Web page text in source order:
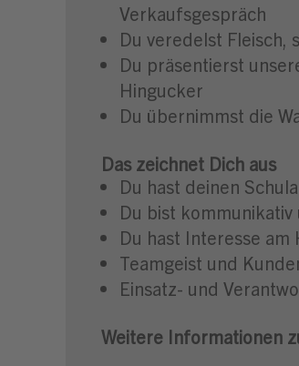
Verkaufsgespräch
Du veredelst Fleisch,
Du präsentierst
Hingucker
Du übernimmst die
Das zeichnet Dich aus
Du hast deinen
Du bist kommunikativ
Du hast Interesse
Teamgeist und
Einsatz- und
Weitere Informationen